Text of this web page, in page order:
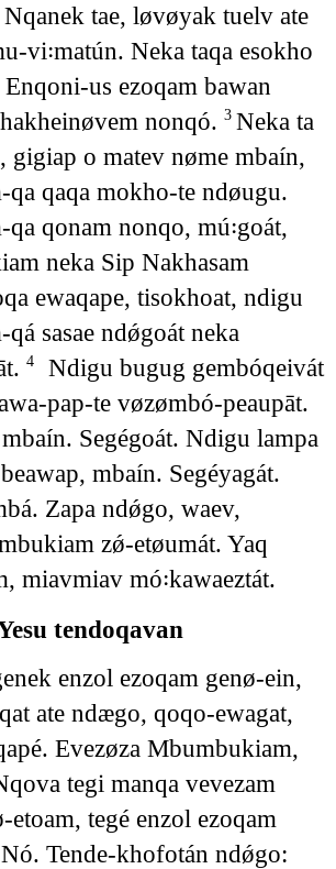
tae, løvøyak tuelv ate
vi꞉matún. Neka taqa esokho
us ezoqam bawan
nonqó. 3 Neka ta
gigiap o matev nøme mbaín,
qaqa mokho-te ndøugu.
qa qonam nonqo, mú꞉goát,
neka Sip Nakhasam
ewaqape, tisokhoat, ndigu
sasae ndǿgoát neka
4
Ndigu bugug gembóqeivát
pap-te vøzømbó-peaupāt.
Segégoát. Ndigu lampa
mbaín. Segéyagát.
Zapa ndǿgo, waev,
zǿ-etøumát. Yaq
miavmiav mó꞉kawaeztát.
tendoqavan
enzol ezoqam genø-ein,
ate ndægo, qoqo-ewagat,
Evezøza Mbumbukiam,
tegi manqa vevezam
etoam, tegé enzol ezoqam
Tende-khofotán ndǿgo: